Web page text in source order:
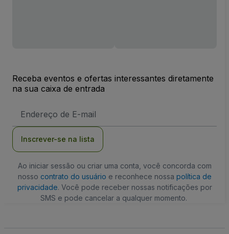
Receba eventos e ofertas interessantes diretamente
na sua caixa de entrada
de
Inscrever-se na lista
Ao iniciar sessão ou criar uma conta, você concorda com
nosso contrato do usuário e reconhece nossa política de
privacidade. Você pode receber nossas notificações por
SMS e pode cancelar a qualquer momento.